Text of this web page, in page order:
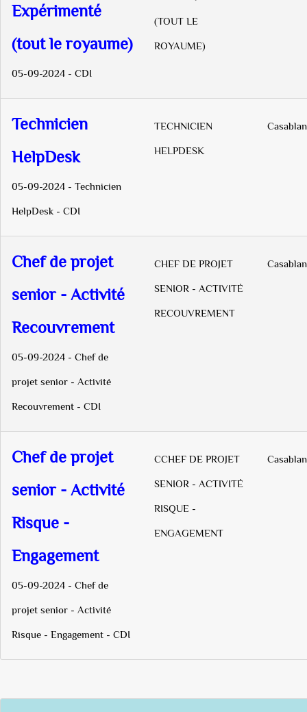
Expérimenté
(tout le royaume)
05-09-2024 - CDI
(TOUT LE
ROYAUME)
Technicien
HelpDesk
05-09-2024 - Technicien
HelpDesk - CDI
TECHNICIEN
HELPDESK
Chef de projet
senior - Activité
Recouvrement
05-09-2024 - Chef de
projet senior - Activité
Recouvrement - CDI
CHEF DE PROJET
SENIOR - ACTIVITÉ
RECOUVREMENT
Chef de projet
senior - Activité
Risque -
Engagement
05-09-2024 - Chef de
projet senior - Activité
Risque - Engagement - CDI
CCHEF DE PROJET
SENIOR - ACTIVITÉ
RISQUE -
ENGAGEMENT